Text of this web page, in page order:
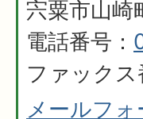
宍粟市山崎
電話番号：
ファック
メールフ